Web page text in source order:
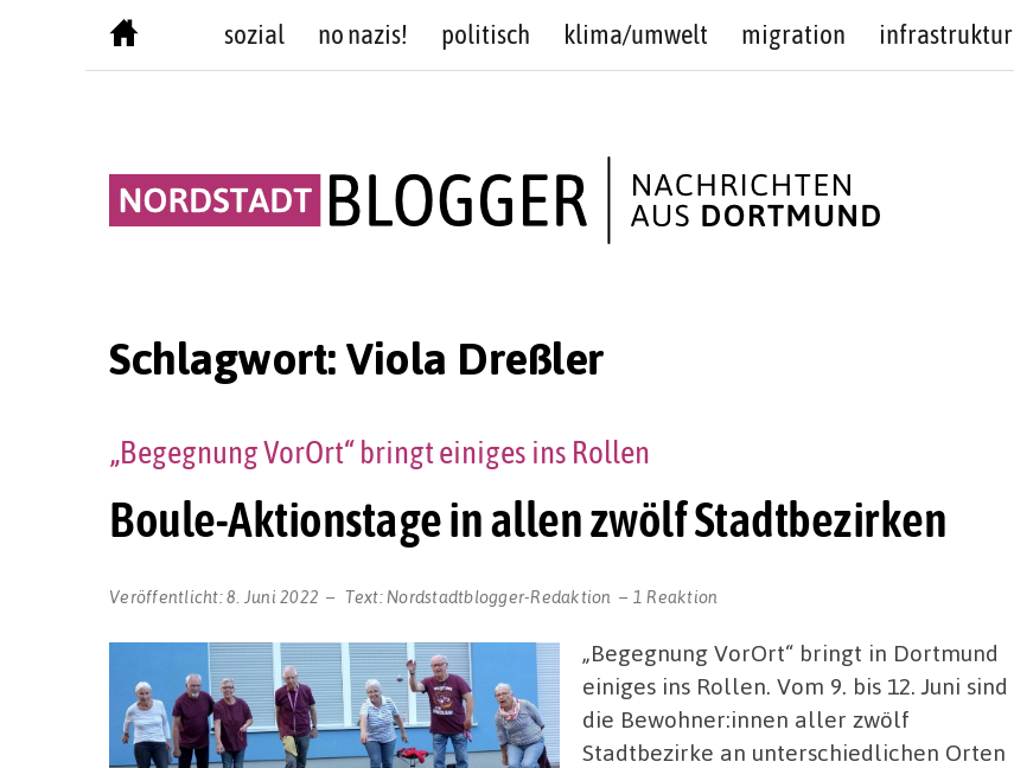
sozial no nazis! politisch klima/umwelt migration infrastruktur
Schlagwort:Viola Dreßler
Boule-Aktionstage in allen zwölf Stadtbezirken
„Begegnung VorOrt“ bringt einiges ins Rollen
Veröffentlicht:8. Juni 2022 Text: Nordstadtblogger-Redaktion 1 Reaktion
„Begegnung VorOrt“ bringt in Dortmund
einiges ins Rollen. Vom 9. bis 12. Juni sind
die Bewohner:innen aller zwölf
Stadtbezirke an unterschiedlichen Orten